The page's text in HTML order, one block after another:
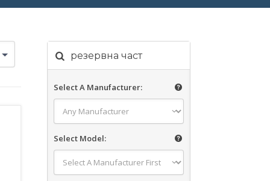
резервна част
Select A Manufacturer:
Select Model: